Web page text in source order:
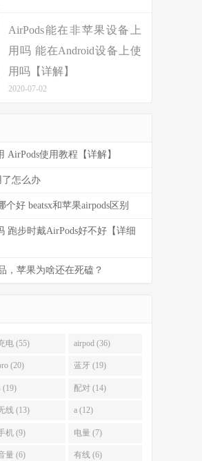
AirPods能在非苹果设备上
用吗 能在Android设备上使
用吗【详解】
2020-07-02
AirPods使用教程【详解】
怎么办
个好 beatsx和苹果airpods区别
跑步时戴AirPods好不好【详细
，苹果为啥还在死磕？
电 (55) airpod (36)
(20) 蓝牙 (19)
(19) 配对 (14)
线 (13) a (12)
机 (9) 电量 (7)
量 (6) 有线 (6)